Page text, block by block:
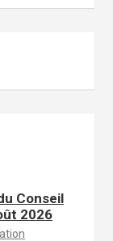
Conseil
2026